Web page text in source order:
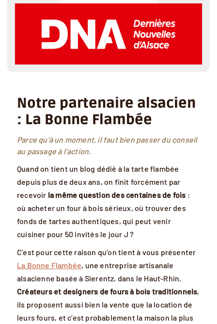
Notre partenaire alsacien
: La Bonne Flambée
Parce qu’à un moment, il faut bien passer du conseil
au passage à l’action.
Quand on tient un blog dédié à la tarte flambée
depuis plus de deux ans, on finit forcément par
recevoir la même question des centaines de fois :
où acheter un four à bois sérieux, où trouver des
fonds de tartes authentiques, qui peut venir
cuisiner pour 50 invités le jour J ?
C’est pour cette raison qu’on tient à vous présenter
La Bonne Flambée, une entreprise artisanale
alsacienne basée à Sierentz, dans le Haut-Rhin.
Créateurs et designers de fours à bois traditionnels,
ils proposent aussi bien la vente que la location de
leurs fours, et c’est probablement la maison la plus